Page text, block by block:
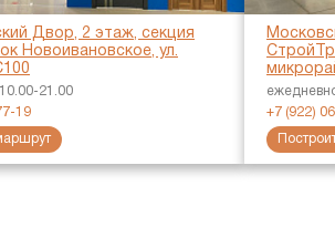
Двор, 2 этаж, секция
Новоивановское, ул.
21.00
19
+7 (922)